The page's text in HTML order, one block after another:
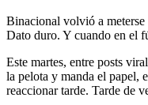
Binacional volvió a meterse
Dato duro. Y cuando en el
Este martes, entre posts
la pelota y manda el papel,
reaccionar tarde. Tarde de